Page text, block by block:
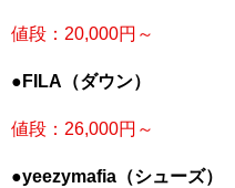
値段：20,000円～
●FILA（ダウン）
値段：26,000円～
●yeezymafia（シューズ）